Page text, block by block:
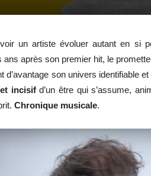
un artiste évoluer autant en si
ans après son premier hit, le
d’avantage son univers identifiable
incisifd’un être qui s’assume,
Chronique musicale.